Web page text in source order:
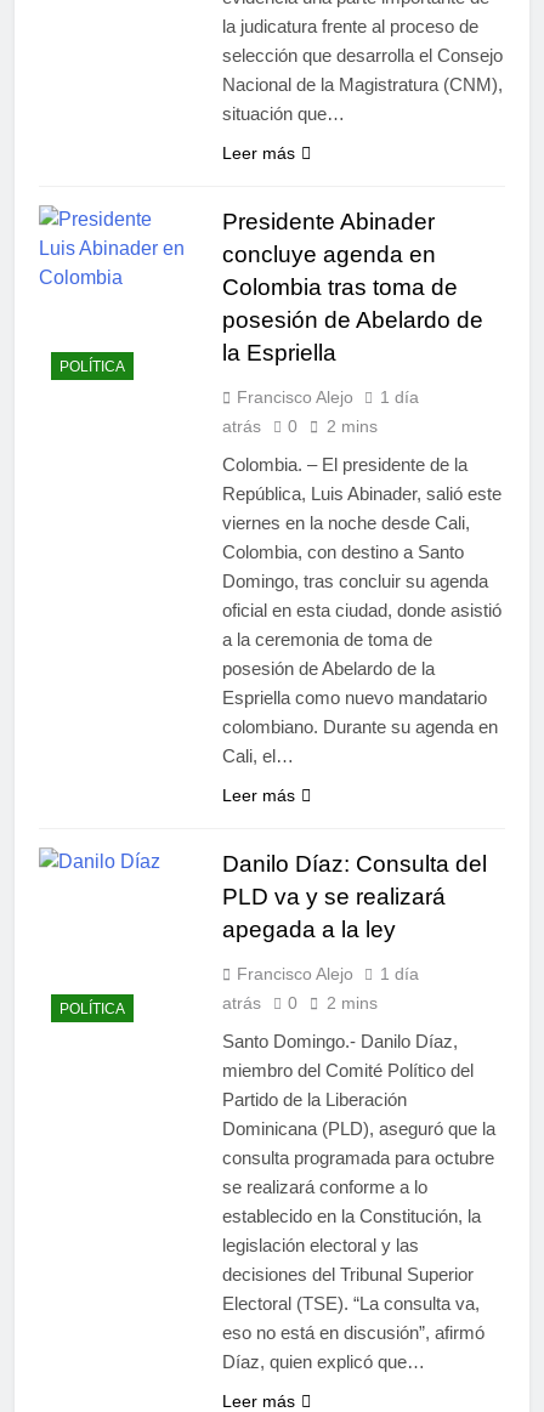
la judicatura frente al proceso de
selección que desarrolla el Consejo
Nacional de la Magistratura (CNM),
situación que…
Leer más
POLÍTICA
Presidente Abinader
concluye agenda en
Colombia tras toma de
posesión de Abelardo de
la Espriella
Francisco Alejo
1 día
atrás
0 2 mins
Colombia. – El presidente de la
República, Luis Abinader, salió este
viernes en la noche desde Cali,
Colombia, con destino a Santo
Domingo, tras concluir su agenda
oficial en esta ciudad, donde asistió
a la ceremonia de toma de
posesión de Abelardo de la
Espriella como nuevo mandatario
colombiano. Durante su agenda en
Cali, el…
Leer más
POLÍTICA
Danilo Díaz: Consulta del
PLD va y se realizará
apegada a la ley
Francisco Alejo
1 día
atrás
0 2 mins
Santo Domingo.- Danilo Díaz,
miembro del Comité Político del
Partido de la Liberación
Dominicana (PLD), aseguró que la
consulta programada para octubre
se realizará conforme a lo
establecido en la Constitución, la
legislación electoral y las
decisiones del Tribunal Superior
Electoral (TSE). “La consulta va,
eso no está en discusión”, afirmó
Díaz, quien explicó que…
Leer más